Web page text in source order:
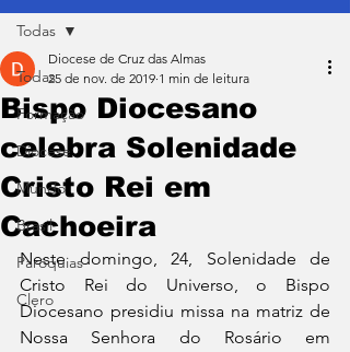
Todas
Formação
Diocese
Mundo
Brasil
Paróquias
Clero
Todas
Bispo Diocesano
celebra Solenidade
Cristo Rei em
Cachoeira
Diocese de Cruz das Almas
25 de nov. de 2019 1 min de leitura
Neste domingo, 24, Solenidade de
Cristo Rei do Universo, o Bispo
Diocesano presidiu missa na matriz de
Nossa Senhora do Rosário em